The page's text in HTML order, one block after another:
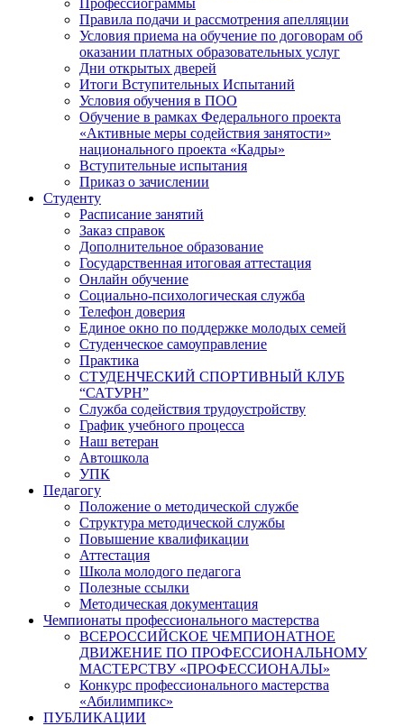
Профессиограммы
Правила подачи и рассмотрения апелляции
Условия приема на обучение по договорам об
оказании платных образовательных услуг
Дни открытых дверей
Итоги Вступительных Испытаний
Условия обучения в ПОО
Обучение в рамках Федерального проекта
«Активные меры содействия занятости»
национального проекта «Кадры»
Вступительные испытания
Приказ о зачислении
Студенту
Расписание занятий
Заказ справок
Дополнительное образование
Государственная итоговая аттестация
Онлайн обучение
Социально-психологическая служба
Телефон доверия
Единое окно по поддержке молодых семей
Студенческое самоуправление
Практика
СТУДЕНЧЕСКИЙ СПОРТИВНЫЙ КЛУБ
“САТУРН”
Служба содействия трудоустройству
График учебного процесса
Наш ветеран
Автошкола
УПК
Педагогу
Положение о методической службе
Структура методической службы
Повышение квалификации
Аттестация
Школа молодого педагога
Полезные ссылки
Методическая документация
Чемпионаты профессионального мастерства
ВСЕРОССИЙСКОЕ ЧЕМПИОНАТНОЕ
ДВИЖЕНИЕ ПО ПРОФЕССИОНАЛЬНОМУ
МАСТЕРСТВУ «ПРОФЕССИОНАЛЫ»
Конкурс профессионального мастерства
«Абилимпикс»
ПУБЛИКАЦИИ